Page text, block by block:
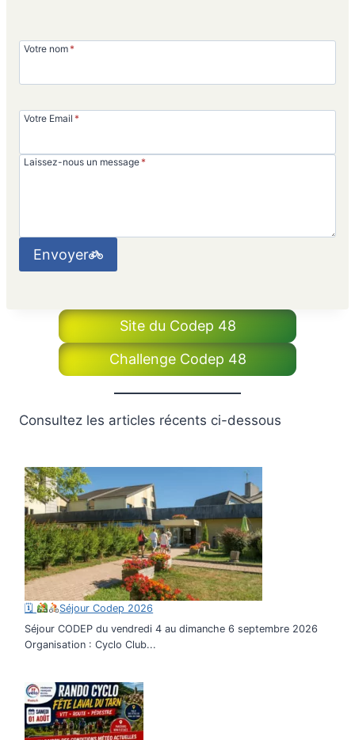
Votre nom*
Votre Email *
Laissez-nous un message*
Envoyer
Site du Codep 48
Challenge Codep 48
Consultez les articles récents ci-dessous
🗓
Séjour Codep 2026
Séjour CODEP du vendredi 4 au dimanche 6 septembre 2026
Organisation : Cyclo Club...